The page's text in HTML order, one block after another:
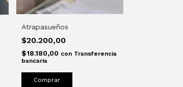
Atrapasueños
$20.200,00
$18.180,00 con Transferencia
bancaria